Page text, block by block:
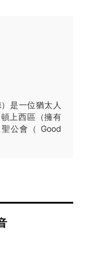
）是一位猶太人
上西區（擁有
公會（ Good